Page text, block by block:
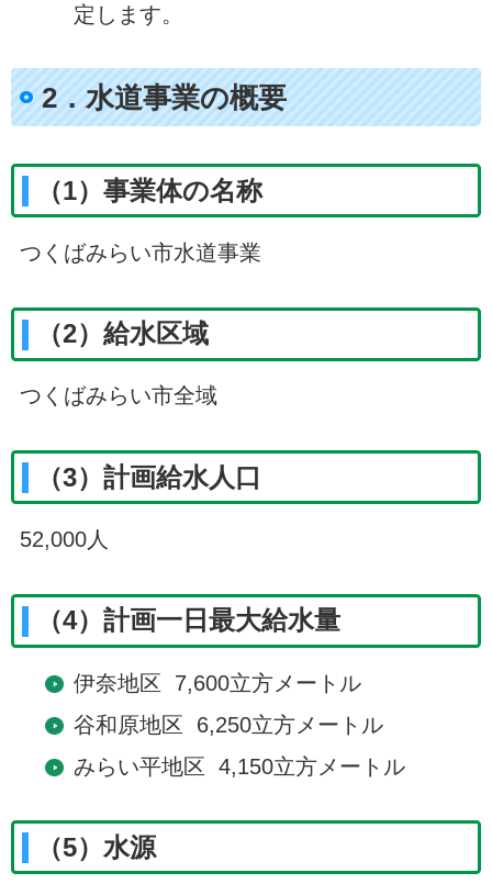
定します。
2．水道事業の概要
（1）事業体の名称
つくばみらい市水道事業
（2）給水区域
つくばみらい市全域
（3）計画給水人口
52,000人
（4）計画一日最大給水量
伊奈地区 7,600立方メートル
谷和原地区 6,250立方メートル
みらい平地区 4,150立方メートル
（5）水源